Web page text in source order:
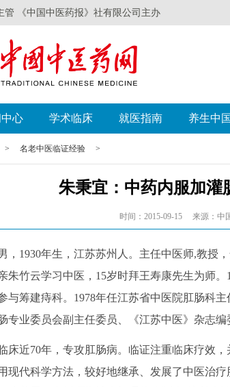
管 《中国中医药报》社有限公司主办
心 学术临床 就医指南 养生中国
> 名老中医临证经验 >
朱秉宜：中药内服加灌
时间：2015-09-15 来源：中
1930年生，江苏苏州人。主任中医师,教授
朱竹云学习中医，15岁时拜王寿康先生为师
与筹建痔科。1978年任江苏省中医院肛肠科
专业委员会副主任委员、《江苏中医》杂志编
床近70年，专攻肛肠病。临证注重临床疗效
现代科学方法，较好地继承、发展了中医治